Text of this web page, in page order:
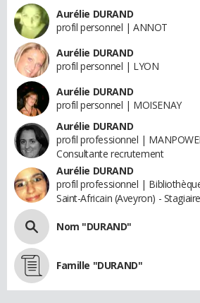
Aurélie DURAND
profil personnel | ANNOT
Aurélie DURAND
profil personnel | LYON
Aurélie DURAND
profil personnel | MOISENAY
Aurélie DURAND
profil professionnel |
Consultante recrutement
Aurélie DURAND
profil professionnel |
Saint-Africain (Aveyron) -
Nom "DURAND"
Famille "DURAND"